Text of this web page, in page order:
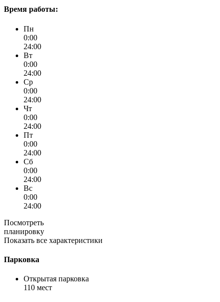
Время работы:
Пн
0:00
24:00
Вт
0:00
24:00
Ср
0:00
24:00
Чт
0:00
24:00
Пт
0:00
24:00
Сб
0:00
24:00
Вс
0:00
24:00
Посмотреть
планировку
Показать все характеристики
Парковка
Открытая парковка
110 мест